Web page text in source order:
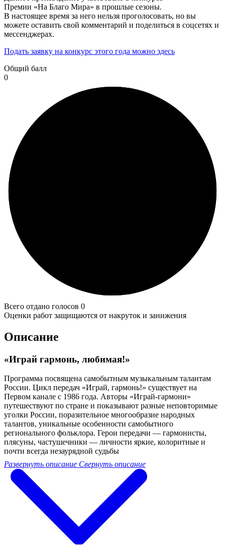
Премии «На Благо Мира» в прошлые сезоны.
В настоящее время за него нельзя проголосовать, но вы
можете оставить свой комментарий и поделиться в соцсетях и
мессенджерах.
Подать заявку на конкурс этого года можно здесь
Общий балл
0
Всего отдано голосов 0
Оценки работ защищаются от накруток и занижения
Описание
«Играй гармонь, любимая!»
Программа посвящена самобытным музыкальным талантам
России. Цикл передач «Играй, гармонь!» существует на
Первом канале с 1986 года. Авторы «Играй-гармони»
путешествуют по стране и показывают разные неповторимые
уголки России, поразительное многообразие народных
талантов, уникальные особенности самобытного
регионального фольклора. Герои передачи — гармонисты,
плясуны, частушечники — личности яркие, колоритные и
почти всегда незаурядной судьбы
Развернуть описание Свернуть описание